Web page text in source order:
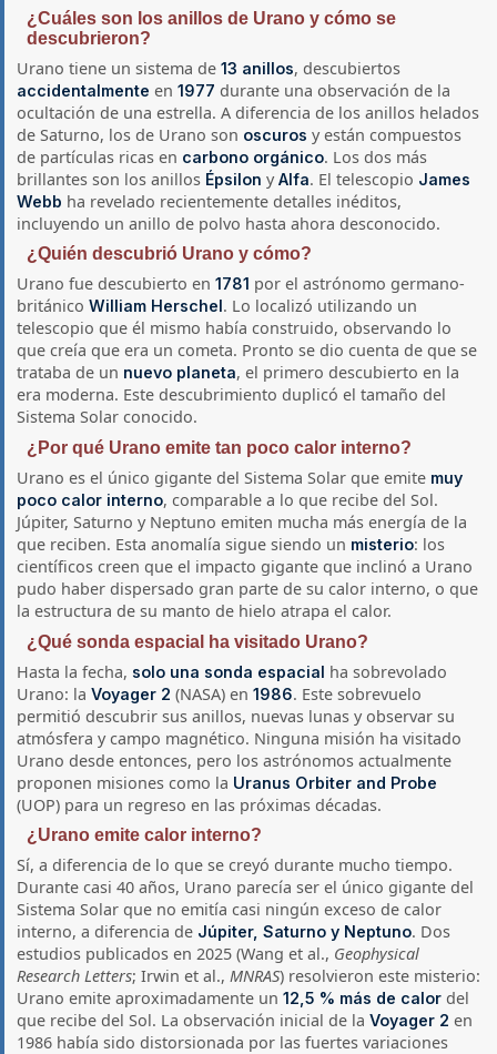
¿Cuáles son los anillos de Urano y cómo se
descubrieron?
Urano tiene un sistema de13 anillos, descubiertos
accidentalmente en1977 durante una observación de la
ocultación de una estrella. A diferencia de los anillos helados
de Saturno, los de Urano son oscuros y están compuestos
de partículas ricas en carbono orgánico. Los dos más
brillantes son los anillos Épsilon yAlfa. El telescopio James
Webb ha revelado recientemente detalles inéditos,
incluyendo un anillo de polvo hasta ahora desconocido.
¿Quién descubrió Urano y cómo?
Urano fue descubierto en1781 por el astrónomo germano-
británicoWilliam Herschel. Lo localizó utilizando un
telescopio que él mismo había construido, observando lo
que creía que era un cometa. Pronto se dio cuenta de que se
trataba de un nuevo planeta, el primero descubierto en la
era moderna. Este descubrimiento duplicó el tamaño del
Sistema Solar conocido.
¿Por qué Urano emite tan poco calor interno?
Urano es el único gigante del Sistema Solar que emite muy
poco calor interno, comparable a lo que recibe del Sol.
Júpiter, Saturno y Neptuno emiten mucha más energía de la
que reciben. Esta anomalía sigue siendo un misterio: los
científicos creen que el impacto gigante que inclinó a Urano
pudo haber dispersado gran parte de su calor interno, o que
la estructura de su manto de hielo atrapa el calor.
¿Qué sonda espacial ha visitado Urano?
Hasta la fecha, solo una sonda espacial ha sobrevolado
Urano: laVoyager 2 (NASA) en1986. Este sobrevuelo
permitió descubrir sus anillos, nuevas lunas y observar su
atmósfera y campo magnético. Ninguna misión ha visitado
Urano desde entonces, pero los astrónomos actualmente
proponen misiones como la Uranus Orbiter and Probe
(UOP) para un regreso en las próximas décadas.
¿Urano emite calor interno?
Sí, a diferencia de lo que se creyó durante mucho tiempo.
Durante casi 40 años, Urano parecía ser el único gigante del
Sistema Solar que no emitía casi ningún exceso de calor
interno, a diferencia de Júpiter, Saturno y Neptuno. Dos
estudios publicados en 2025 (Wang et al., Geophysical
Research Letters; Irwin et al.,MNRAS) resolvieron este misterio:
Urano emite aproximadamente un12,5 % más de calor del
que recibe del Sol. La observación inicial de laVoyager 2 en
1986 había sido distorsionada por las fuertes variaciones